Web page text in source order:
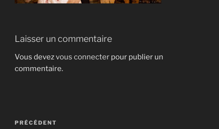
Laisser un commentaire
Vous devezvous connecter pour publier un
commentaire.
Navigation
Article
PRÉCÉDENT